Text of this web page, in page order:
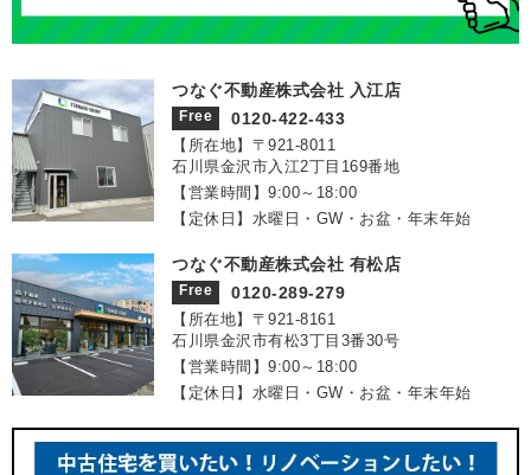
つなぐ不動産株式会社 入江店
Free 0120-422-433
【所在地】〒921‐8011
石川県金沢市入江2丁目169番地
【営業時間】9:00～18:00
【定休日】水曜日・GW・お盆・年末年始
つなぐ不動産株式会社 有松店
Free 0120-289-279
【所在地】〒921‐8161
石川県金沢市有松3丁目3番30号
【営業時間】9:00～18:00
【定休日】水曜日・GW・お盆・年末年始